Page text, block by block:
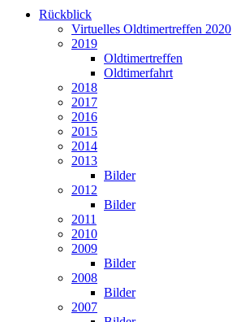
Rückblick
Virtuelles Oldtimertreffen 2020
2019
Oldtimertreffen
Oldtimerfahrt
2018
2017
2016
2015
2014
2013
Bilder
2012
Bilder
2011
2010
2009
Bilder
2008
Bilder
2007